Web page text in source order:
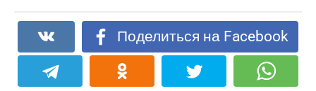
Поделиться на Facebook